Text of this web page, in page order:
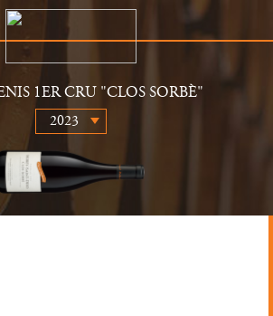
Actualités
1ER CRU "CLOS SORBÈ"